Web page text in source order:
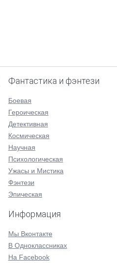
Фантастика и фэнтези
Боевая
Героическая
Детективная
Космическая
Научная
Психологическая
Ужасы и Мистика
Фэнтези
Эпическая
Информация
Мы Вконтакте
В Одноклассниках
На Facebook